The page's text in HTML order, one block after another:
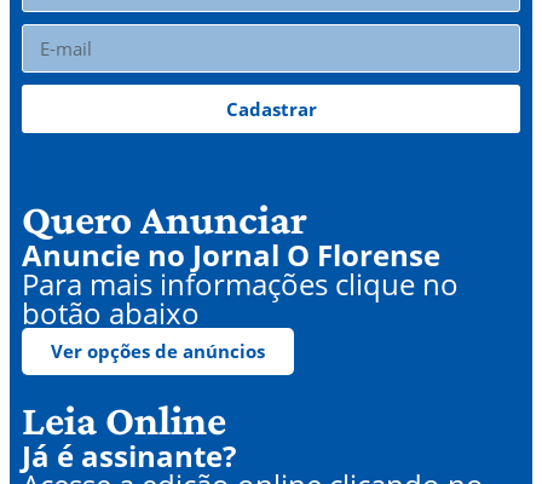
Cadastrar
Quero Anunciar
Anuncie no Jornal O Florense
Para mais informações clique no
botão abaixo
Ver opções de anúncios
Leia Online
Já é assinante?